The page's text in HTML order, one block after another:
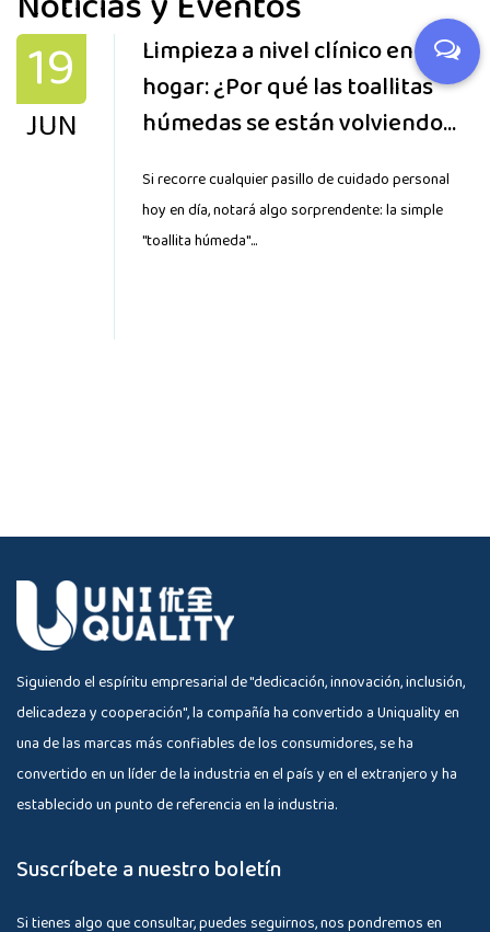
19
JUN
Limpieza a nivel clínico en el
hogar: ¿Por qué las toallitas
húmedas se están volviendo
Si recorre cualquier pasillo de cuidado personal
hoy en día, notará algo sorprendente: la simple
"toallita húmeda"...
Siguiendo el espíritu empresarial de "dedicación, innovación, inclusión,
delicadeza y cooperación", la compañía ha convertido a Uniquality en
una de las marcas más confiables de los consumidores, se ha
convertido en un líder de la industria en el país y en el extranjero y ha
establecido un punto de referencia en la industria.
Suscríbete a nuestro boletín
Si tienes algo que consultar, puedes seguirnos, nos pondremos en